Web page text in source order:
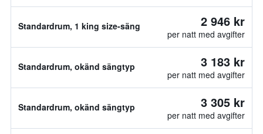
Standardrum, 1 king size-säng 2 946 kr
per natt med avgifter
Standardrum, okänd sängtyp 3 183 kr
per natt med avgifter
Standardrum, okänd sängtyp 3 305 kr
per natt med avgifter